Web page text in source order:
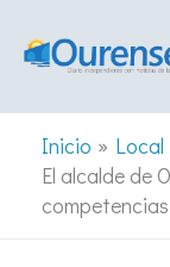
Inicio
Local
El alcalde de